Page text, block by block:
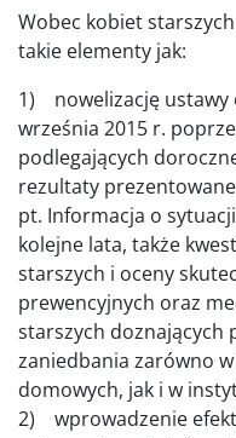
Wobec kobiet
takie elementy jak:
1) nowelizację ustawy
września 2015 r.
podlegających
rezultaty
pt. Informacja o
kolejne lata, także
starszych i oceny
prewencyjnych oraz
starszych doznających
zaniedbania zarówno
domowych, jak i w
2) wprowadzenie